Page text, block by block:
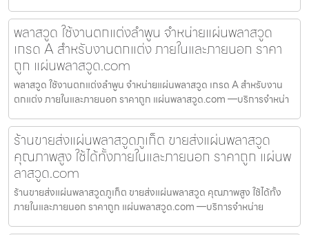
พลาสวูด ใช้งานตกแต่งลำพูน จำหน่ายแผ่นพลาสวูด
เกรด A สำหรับงานตกแต่ง ภายในและภายนอก ราคา
ถูก แผ่นพลาสวูด.com
พลาสวูด ใช้งานตกแต่งลำพูน จำหน่ายแผ่นพลาสวูด เกรด A สำหรับงาน
ตกแต่ง ภายในและภายนอก ราคาถูก แผ่นพลาสวูด.com —บริการจำหน่า
ร้านขายส่งแผ่นพลาสวูดภูเก็ต ขายส่งแผ่นพลาสวูด
คุณภาพสูง ใช้ได้ทั้งภายในและภายนอก ราคาถูก แผ่นพ
ลาสวูด.com
ร้านขายส่งแผ่นพลาสวูดภูเก็ต ขายส่งแผ่นพลาสวูด คุณภาพสูง ใช้ได้ทั้ง
ภายในและภายนอก ราคาถูก แผ่นพลาสวูด.com —บริการจำหน่าย